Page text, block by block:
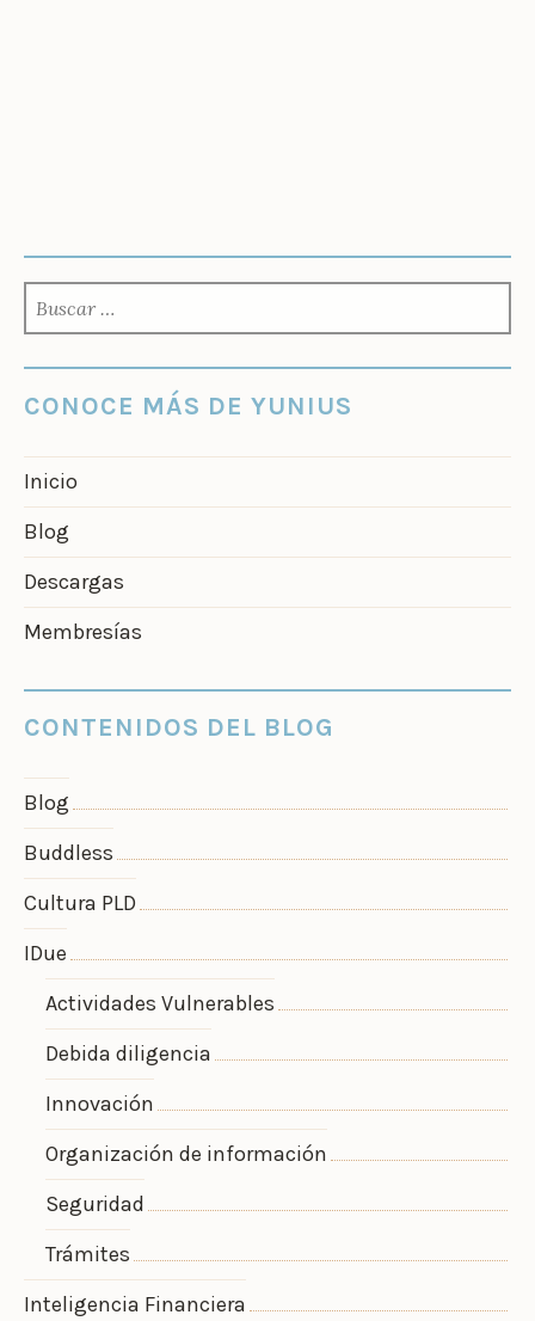
CONOCE MÁS DE YUNIUS
Inicio
Blog
Descargas
Membresías
CONTENIDOS DEL BLOG
Blog
Buddless
Cultura PLD
IDue
Actividades Vulnerables
Debida diligencia
Innovación
Organización de información
Seguridad
Trámites
Inteligencia Financiera